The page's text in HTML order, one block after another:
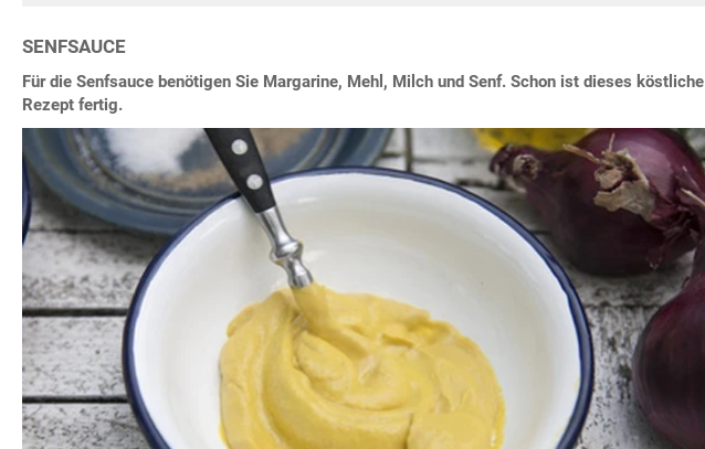
SENFSAUCE
Für die Senfsauce benötigen Sie Margarine, Mehl, Milch und Senf. Schon ist dieses köstliche
Rezept fertig.